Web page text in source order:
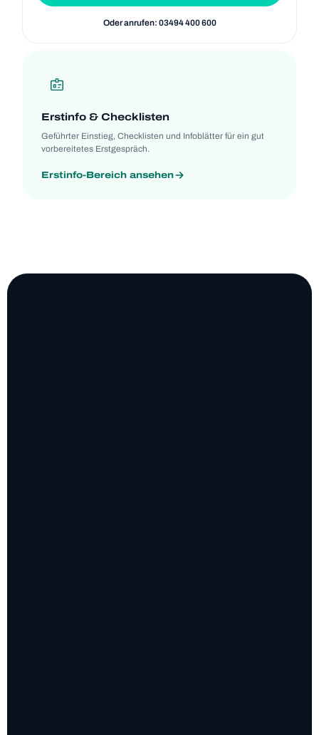
Oder anru­fen: 03494 400 600
Erst­info & Check­lis­ten
Geführ­ter Ein­stieg, Check­lis­ten und Info­blät­ter für ein gut
vor­be­rei­te­tes Erstgespräch.
Erst­info-Bereich anse­hen